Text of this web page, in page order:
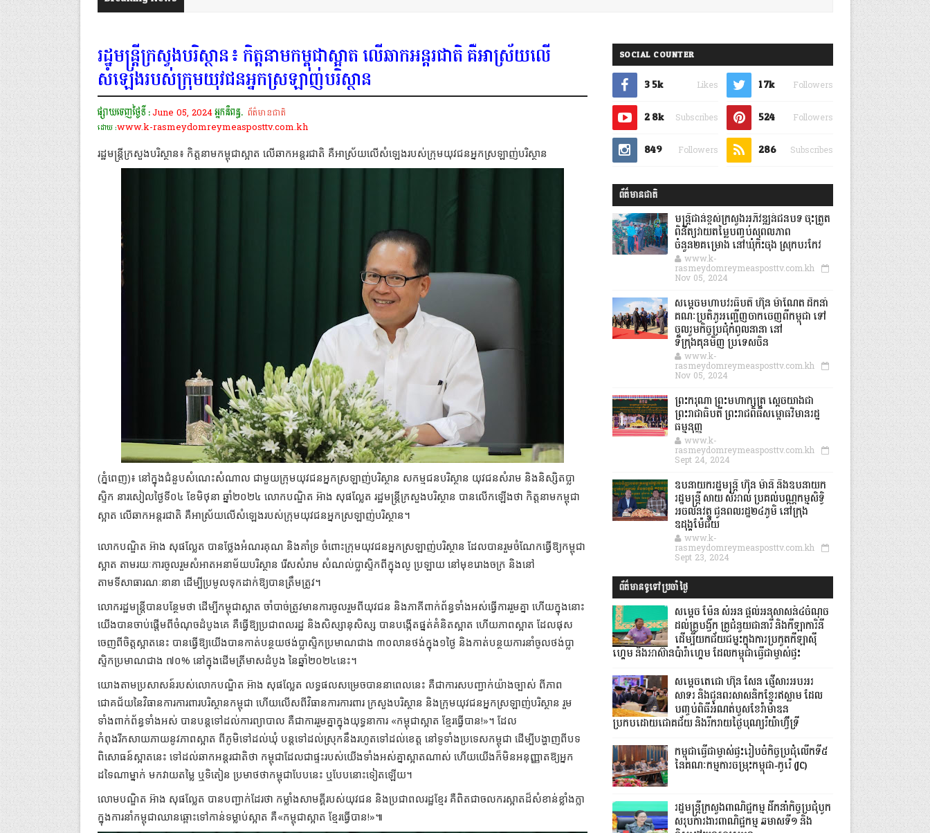
រដ្ឋមន្រ្តីក្រសួងបរិស្ថាន៖ កិត្តនាមកម្ពុជាស្អាត លើឆាកអន្តរជាតិ គឺអាស្រ័យលើ
សំឡេងរបស់ក្រុមយុវជនអ្នកស្រឡាញ់បរិស្ថាន
ផ្សាយចេញថ្ងៃទី :June 05, 2024អ្នកនិពន្ធ. ព័ត៌មានជាតិ
ដោយ :www.k-rasmeydomreymeasposttv.com.kh
រដ្ឋមន្រ្តីក្រសួងបរិស្ថាន៖ កិត្តនាមកម្ពុជាស្អាត លើឆាកអន្តរជាតិ គឺអាស្រ័យលើសំឡេងរបស់ក្រុមយុវជនអ្នកស្រឡាញ់បរិស្ថាន
(ភ្នំពេញ)៖ នៅក្នុងជំនួបសំណេះសំណាល ជាមួយក្រុមយុវជនអ្នកស្រឡាញ់បរិស្ថាន សកម្មជនបរិស្ថាន យុវជនសំរាម និងនិស្សិតប្លា
ស្ទិក នារសៀលថ្ងៃទី០៤ ខែមិថុនា ឆ្នាំ២០២៤ លោកបណ្ឌិត អ៊ាង សុផល្លែត រដ្ឋមន្រ្តីក្រសួងបរិស្ថាន បានលើកឡើងថា កិត្តនាមកម្ពុជា
ស្អាត លើឆាកអន្តរជាតិ គឺអាស្រ័យលើសំឡេងរបស់ក្រុមយុវជនអ្នកស្រឡាញ់បរិស្ថាន។
លោកបណ្ឌិត អ៊ាង សុផល្លែត បានថ្លែងអំណរគុណ និងគាំទ្រ ចំពោះក្រុមយុវជនអ្នកស្រឡាញ់បរិស្ថាន ដែលបានរួមចំណែកធ្វើឱ្យកម្ពុជា
ស្អាត តាមរយៈការចូលរួមសំអាតអនាម័យបរិស្ថាន រើសសំរាម សំណល់ប្លាស្ទិកពីក្នុងលូ ប្រឡាយ នៅមុខរោងចក្រ និងនៅ
តាមទីសាធារណៈនានា ដើម្បីប្រមូលទុកដាក់ឱ្យបានត្រឹមត្រូវ។
លោករដ្ឋមន្រ្តីបានបន្ថែមថា ដើម្បីកម្ពុជាស្អាត ចាំបាច់ត្រូវមានការចូលរួមពីយុវជន និងភាគីពាក់ព័ន្ធទាំងអស់ធ្វើការរួមគ្នា ហើយក្នុងនោះ
យើងបានចាប់ផ្តើមពីចំណុចដំបូងគេ គឺធ្វើឱ្យប្រជាពលរដ្ឋ និងសិស្សានុសិស្ស បានបង្កើតផ្នត់គំនិតស្អាត ហើយភាពស្អាត ដែលផុស
ចេញពីចិត្តស្អាតនេះ បានធ្វើឱ្យយើងបានកាត់បន្ថយថង់ប្លាស្ទិកប្រមាណជាង ៣០លានថង់ក្នុង១ថ្ងៃ និងកាត់បន្ថយការនាំចូលថង់ប្លា
ស្ទិកប្រមាណជាង ៧០% នៅក្នុងដើមត្រីមាសដំបូង នៃឆ្នាំ២០២៤នេះ។
យោងតាមប្រសាសន៍របស់លោកបណ្ឌិត អ៊ាង សុផល្លែត លទ្ធផលសម្រេចបាននាពេលនេះ គឺជាការសបញ្ជាក់យ៉ាងច្បាស់ ពីភាព
ជោគជ័យនៃវិធានការការពារបរិស្ថានកម្ពុជា ហើយលើសពីវិធានការការពារ ក្រសួងបរិស្ថាន និងក្រុមយុវជនអ្នកស្រឡាញ់បរិស្ថាន រួម
ទាំងពាក់ព័ន្ធទាំងអស់ បានបន្តទៅដល់ការព្យាបាល គឺជាការរួមគ្នាក្នុងយុទ្ធនាការ «កម្ពុជាស្អាត ខ្មែរធ្វើបាន!»។ ដែល
កំពុងរីកសាយភាយនូវភាពស្អាត ពីភូមិទៅដល់ឃុំ បន្តទៅដល់ស្រុកនឹងរហូតទៅដល់ខេត្ត នៅទូទាំងប្រទេសកម្ពុជា ដើម្បីបង្ហាញពីបទ
ពិសោធន៍ស្អាតនេះ ទៅដល់ឆាកអន្តរជាតិថា កម្ពុជាដែលជាផ្ទះរបស់យើងទាំងអស់គ្នាស្អាតណាស់ ហើយយើងក៏មិនអនុញ្ញាតឱ្យអ្នក
ដទៃណាម្នាក់ មកវាយតម្លៃ ឬទិតៀន ប្រមាថថាកម្ពុជាបែបនេះ ឬបែបនោះទៀតឡើយ។
លោមបណ្ឌិត អ៊ាង សុផល្លែត បានបញ្ជាក់ដែរថា កម្លាំងសាមគ្គីរបស់យុវជន និងប្រជាពលរដ្ឋខ្មែរ គឺពិតជាចលករស្អាតដ៏សំខាន់ខ្លាំងក្លា
ក្នុងការនាំកម្ពុជាឈានឆ្ពោះទៅកាន់ទម្លាប់ស្អាត គឺ«កម្ពុជាស្អាត ខ្មែរធ្វើបាន!»៕
SOCIAL COUNTER
3.5k Likes 1.7k Followers
2.8k Subscribes 524 Followers
849 Followers 286 Subscribes
ព័ត៌មានជាតិ
មន្ត្រីជាន់ខ្ពស់ក្រសួងអភិវឌ្ឍន៍ជនបទ ចុះត្រួត
ពិនិត្យវាយតម្លៃបញ្ចប់សុពលភាព
ចំនួន២គម្រោង នៅឃុំកិះចុង ស្រុកបរកែវ
www.k-
rasmeydomreymeasposttv.com.kh
Nov 05, 2024
សម្តេចមហាបវរធិបតី ហ៊ុន ម៉ាណែត ដឹកនាំ
គណៈប្រតិភូអញ្ជើញចាកចេញពីកម្ពុជា ទៅ
ចូលរួមកិច្ចប្រជុំកំពូលនានា នៅ
ទីក្រុងគុនមិញ ប្រទេសចិន
www.k-
rasmeydomreymeasposttv.com.kh
Nov 05, 2024
ព្រះករុណា ព្រះមហាក្សត្រ ស្តេចយាងជា
ព្រះរាជាធិបតី ព្រះរាជពិធីសម្ពោធវិមានរដ្ឋ
ធម្មនុញ្ញ
www.k-
rasmeydomreymeasposttv.com.kh
Sept 24, 2024
ឧបនាយករដ្ឋមន្ដ្រី ហ៊ុន ម៉ានី និងឧបនាយក
រដ្ឋមន្ដ្រី សាយ សំអាល់ ប្រគល់បណ្ណកម្មសិទ្ធិ
អចលនវត្ថុ ជូនពលរដ្ឋ២៤ភូមិ នៅក្រុង
ឧដុង្គម៉ែជ័យ
www.k-
rasmeydomreymeasposttv.com.kh
Sept 23, 2024
ព័ត៌មានទូទៅប្រចាំថ្ងៃ
សម្តេច ម៉ែន សំអន ផ្តល់អនុសាសន៍៤ចំណុច
ដល់គ្រូបង្វឹក គ្រូជំនួយជានារី និងកីឡាការិនី
ដើម្បីយកជ័យជម្នះក្នុងការប្រកួតកីឡាស៊ី
ហ្គេម និងអាស៊ានប៉ារ៉ាហ្គេម ដែលកម្ពុជាធ្វើជាម្ចាស់ផ្ទះ
សម្ដេចតេជោ ហ៊ុន សែន ផ្ញើសារអបអរ
សាទរ និងជូនពរសាសនិកខ្មែរឥស្លាម ដែល
បញ្ចប់ពិធីអំណត់បួសខែរ៉ាម៉ាឌន
ប្រកបដោយជោគជ័យ និងរីករាយថ្ងៃបុណ្យរ៉យ៉ាហ៊្វីទ្រី
កម្ពុជាធ្វើជាម្ចាស់ផ្ទះរៀបចំកិច្ចប្រជុំលើកទី៥
នៃគណៈកម្មការចម្រុះកម្ពុជា-កូរ៉េ (JC)
រដ្ឋមន្ត្រីក្រសួងពាណិជ្ជកម្ម ដឹកនាំកិច្ចប្រជុំបូក
សរុបការងារពាណិជ្ជកម្ម ឆមាសទី១ និង